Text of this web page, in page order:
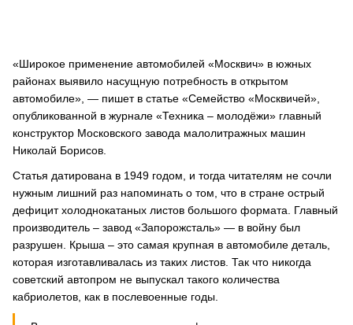
«Широкое применение автомобилей «Москвич» в южных
районах выявило насущную потребность в открытом
автомобиле», — пишет в статье «Семейство «Москвичей»,
опубликованной в журнале «Техника – молодёжи» главный
конструктор Московского завода малолитражных машин
Николай Борисов.
Статья датирована в 1949 годом, и тогда читателям не сочли
нужным лишний раз напоминать о том, что в стране острый
дефицит холоднокатаных листов большого формата. Главный
производитель – завод «Запорожсталь» — в войну был
разрушен. Крыша – это самая крупная в автомобиле деталь,
которая изготавливалась из таких листов. Так что никогда
советский автопром не выпускал такого количества
кабриолетов, как в послевоенные годы.